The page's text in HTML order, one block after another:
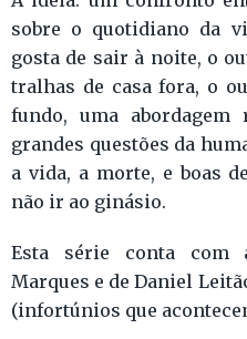
sobre o quotidiano da
gosta de sair à noite, o
tralhas de casa fora, o
fundo, uma abordagem
grandes questões da
a vida, a morte, e boas
não ir ao ginásio.
Esta série conta com
Marques e de Daniel
(infortúnios que